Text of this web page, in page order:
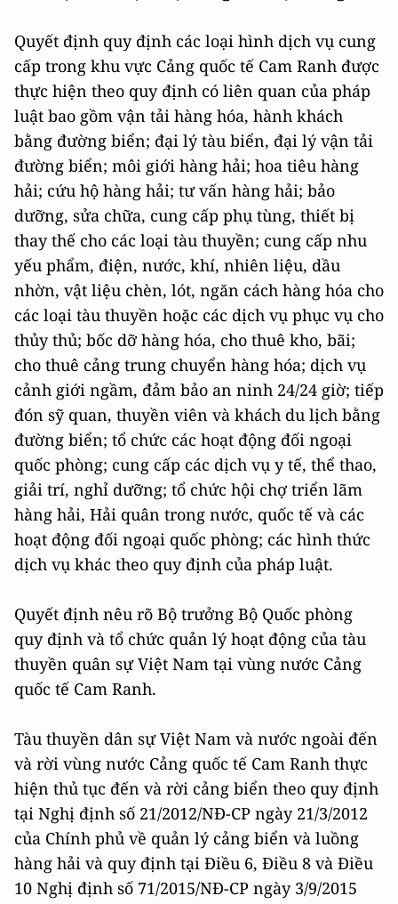
Quyết định quy định các loại hình dịch vụ cung
cấp trong khu vực Cảng quốc tế Cam Ranh được
thực hiện theo quy định có liên quan của pháp
luật bao gồm vận tải hàng hóa, hành khách
bằng đường biển; đại lý tàu biển, đại lý vận tải
đường biển; môi giới hàng hải; hoa tiêu hàng
hải; cứu hộ hàng hải; tư vấn hàng hải; bảo
dưỡng, sửa chữa, cung cấp phụ tùng, thiết bị
thay thế cho các loại tàu thuyền; cung cấp nhu
yếu phẩm, điện, nước, khí, nhiên liệu, dầu
nhờn, vật liệu chèn, lót, ngăn cách hàng hóa cho
các loại tàu thuyền hoặc các dịch vụ phục vụ cho
thủy thủ; bốc dỡ hàng hóa, cho thuê kho, bãi;
cho thuê cảng trung chuyển hàng hóa; dịch vụ
cảnh giới ngầm, đảm bảo an ninh 24/24 giờ; tiếp
đón sỹ quan, thuyền viên và khách du lịch bằng
đường biển; tổ chức các hoạt động đối ngoại
quốc phòng; cung cấp các dịch vụ y tế, thể thao,
giải trí, nghỉ dưỡng; tổ chức hội chợ triển lãm
hàng hải, Hải quân trong nước, quốc tế và các
hoạt động đối ngoại quốc phòng; các hình thức
dịch vụ khác theo quy định của pháp luật.
Quyết định nêu rõ Bộ trưởng Bộ Quốc phòng
quy định và tổ chức quản lý hoạt động của tàu
thuyền quân sự Việt Nam tại vùng nước Cảng
quốc tế Cam Ranh.
Tàu thuyền dân sự Việt Nam và nước ngoài đến
và rời vùng nước Cảng quốc tế Cam Ranh thực
hiện thủ tục đến và rời cảng biển theo quy định
tại Nghị định số 21/2012/NĐ-CP ngày 21/3/2012
của Chính phủ về quản lý cảng biển và luồng
hàng hải và quy định tại Điều 6, Điều 8 và Điều
10 Nghị định số 71/2015/NĐ-CP ngày 3/9/2015